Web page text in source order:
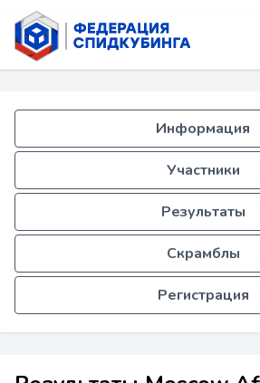
Информация
Участники
Результаты
Скрамблы
Регистрация